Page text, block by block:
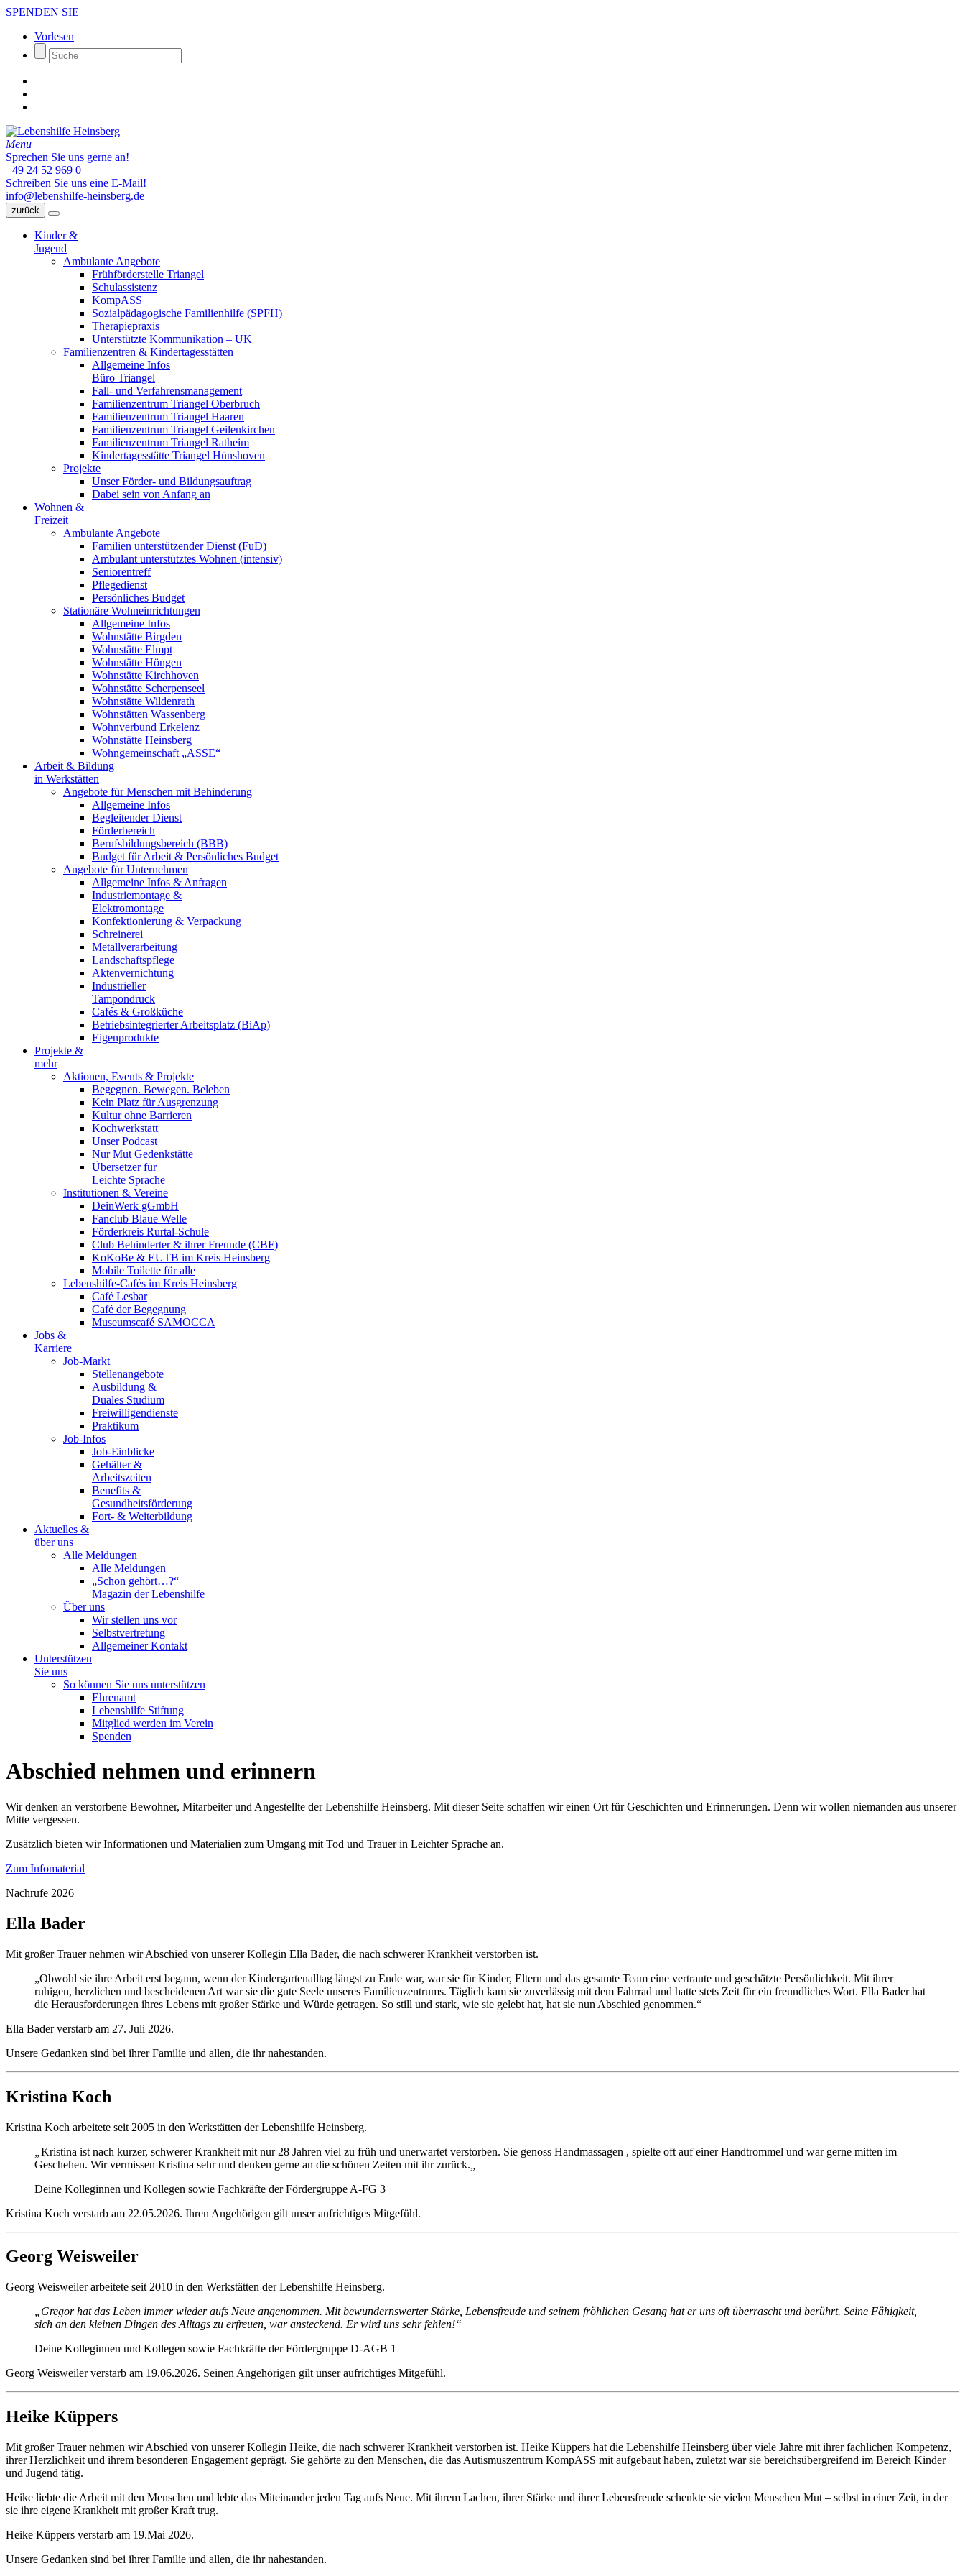
SPENDEN SIE
Vorlesen
Menu
Sprechen Sie uns gerne an!
+49 24 52 969 0
Schreiben Sie uns eine E-Mail!
info@lebenshilfe-heinsberg.de
zurück
Kinder &
Jugend
Ambulante Angebote
Frühförderstelle Triangel
Schulassistenz
KompASS
Sozialpädagogische Familienhilfe (SPFH)
Therapiepraxis
Unterstützte Kommunikation – UK
Familienzentren & Kindertagesstätten
Allgemeine Infos
Büro Triangel
Fall- und Verfahrensmanagement
Familienzentrum Triangel Oberbruch
Familienzentrum Triangel Haaren
Familienzentrum Triangel Geilenkirchen
Familienzentrum Triangel Ratheim
Kindertagesstätte Triangel Hünshoven
Projekte
Unser Förder- und Bildungsauftrag
Dabei sein von Anfang an
Wohnen &
Freizeit
Ambulante Angebote
Familien unterstützender Dienst (FuD)
Ambulant unterstütztes Wohnen (intensiv)
Seniorentreff
Pflegedienst
Persönliches Budget
Stationäre Wohneinrichtungen
Allgemeine Infos
Wohnstätte Birgden
Wohnstätte Elmpt
Wohnstätte Höngen
Wohnstätte Kirchhoven
Wohnstätte Scherpenseel
Wohnstätte Wildenrath
Wohnstätten Wassenberg
Wohnverbund Erkelenz
Wohnstätte Heinsberg
Wohngemeinschaft „ASSE“
Arbeit & Bildung
in Werkstätten
Angebote für Menschen mit Behinderung
Allgemeine Infos
Begleitender Dienst
Förderbereich
Berufsbildungsbereich (BBB)
Budget für Arbeit & Persönliches Budget
Angebote für Unternehmen
Allgemeine Infos & Anfragen
Industriemontage &
Elektromontage
Konfektionierung & Verpackung
Schreinerei
Metallverarbeitung
Landschaftspflege
Aktenvernichtung
Industrieller
Tampondruck
Cafés & Großküche
Betriebsintegrierter Arbeitsplatz (BiAp)
Eigenprodukte
Projekte &
mehr
Aktionen, Events & Projekte
Begegnen. Bewegen. Beleben
Kein Platz für Ausgrenzung
Kultur ohne Barrieren
Kochwerkstatt
Unser Podcast
Nur Mut Gedenkstätte
Übersetzer für
Leichte Sprache
Institutionen & Vereine
DeinWerk gGmbH
Fanclub Blaue Welle
Förderkreis Rurtal-Schule
Club Behinderter & ihrer Freunde (CBF)
KoKoBe & EUTB im Kreis Heinsberg
Mobile Toilette für alle
Lebenshilfe-Cafés im Kreis Heinsberg
Café Lesbar
Café der Begegnung
Museumscafé SAMOCCA
Jobs &
Karriere
Job-Markt
Stellenangebote
Ausbildung &
Duales Studium
Freiwilligendienste
Praktikum
Job-Infos
Job-Einblicke
Gehälter &
Arbeitszeiten
Benefits &
Gesundheitsförderung
Fort- & Weiterbildung
Aktuelles &
über uns
Alle Meldungen
Alle Meldungen
„Schon gehört…?“
Magazin der Lebenshilfe
Über uns
Wir stellen uns vor
Selbstvertretung
Allgemeiner Kontakt
Unterstützen
Sie uns
So können Sie uns unterstützen
Ehrenamt
Lebenshilfe Stiftung
Mitglied werden im Verein
Spenden
Abschied nehmen und erinnern
Wir denken an verstorbene Bewohner, Mitarbeiter und Angestellte der Lebenshilfe Heinsberg. Mit dieser Seite schaffen wir einen Ort für Geschichten und Erinnerungen. Denn wir wollen niemanden aus unserer
Mitte vergessen.
Zusätzlich bieten wir Informationen und Materialien zum Umgang mit Tod und Trauer in Leichter Sprache an.
Zum Infomaterial
Nachrufe 2026
Ella Bader
Mit großer Trauer nehmen wir Abschied von unserer Kollegin Ella Bader, die nach schwerer Krankheit verstorben ist.
„Obwohl sie ihre Arbeit erst begann, wenn der Kindergartenalltag längst zu Ende war, war sie für Kinder, Eltern und das gesamte Team eine vertraute und geschätzte Persönlichkeit. Mit ihrer
ruhigen, herzlichen und bescheidenen Art war sie die gute Seele unseres Familienzentrums. Täglich kam sie zuverlässig mit dem Fahrrad und hatte stets Zeit für ein freundliches Wort. Ella Bader hat
die Herausforderungen ihres Lebens mit großer Stärke und Würde getragen. So still und stark, wie sie gelebt hat, hat sie nun Abschied genommen.“
Ella Bader verstarb am 27. Juli 2026.
Unsere Gedanken sind bei ihrer Familie und allen, die ihr nahestanden.
Kristina Koch
Kristina Koch arbeitete seit 2005 in den Werkstätten der Lebenshilfe Heinsberg.
Kristina ist nach kurzer, schwerer Krankheit mit nur 28 Jahren viel zu früh und unerwartet verstorben. Sie genoss Handmassagen , spielte oft auf einer Handtrommel und war gerne mitten im
Geschehen. Wir vermissen Kristina sehr und denken gerne an die schönen Zeiten mit ihr zurück.
Deine Kolleginnen und Kollegen sowie Fachkräfte der Fördergruppe A-FG 3
Kristina Koch verstarb am 22.05.2026. Ihren Angehörigen gilt unser aufrichtiges Mitgefühl.
Georg Weisweiler
Georg Weisweiler arbeitete seit 2010 in den Werkstätten der Lebenshilfe Heinsberg.
„Gregor hat das Leben immer wieder aufs Neue angenommen. Mit bewundernswerter Stärke, Lebensfreude und seinem fröhlichen Gesang hat er uns oft überrascht und berührt. Seine Fähigkeit,
sich an den kleinen Dingen des Alltags zu erfreuen, war ansteckend. Er wird uns sehr fehlen!“
Deine Kolleginnen und Kollegen sowie Fachkräfte der Fördergruppe D-AGB 1
Georg Weisweiler verstarb am 19.06.2026. Seinen Angehörigen gilt unser aufrichtiges Mitgefühl.
Heike Küppers
Mit großer Trauer nehmen wir Abschied von unserer Kollegin Heike, die nach schwerer Krankheit verstorben ist. Heike Küppers hat die Lebenshilfe Heinsberg über viele Jahre mit ihrer fachlichen Kompetenz,
ihrer Herzlichkeit und ihrem besonderen Engagement geprägt. Sie gehörte zu den Menschen, die das Autismuszentrum KompASS mit aufgebaut haben, zuletzt war sie bereichsübergreifend im Bereich Kinder
und Jugend tätig.
Heike liebte die Arbeit mit den Menschen und lebte das Miteinander jeden Tag aufs Neue. Mit ihrem Lachen, ihrer Stärke und ihrer Lebensfreude schenkte sie vielen Menschen Mut – selbst in einer Zeit, in der
sie ihre eigene Krankheit mit großer Kraft trug.
Heike Küppers verstarb am 19.Mai 2026.
Unsere Gedanken sind bei ihrer Familie und allen, die ihr nahestanden.